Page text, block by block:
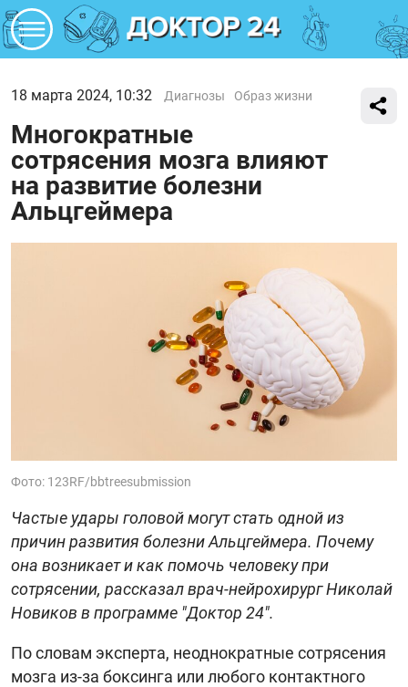
18 марта 2024, 10:32 Диагнозы Образ жизни
Многократные
сотрясения мозга влияют
на развитие болезни
Альцгеймера
Фото: 123RF/bbtreesubmission
Частые удары головой могут стать одной из
причин развития болезни Альцгеймера. Почему
она возникает и как помочь человеку при
сотрясении, рассказал врач-нейрохирург Николай
Новиков в программе "Доктор 24".
По словам эксперта, неоднократные сотрясения
мозга из-за боксинга или любого контактного